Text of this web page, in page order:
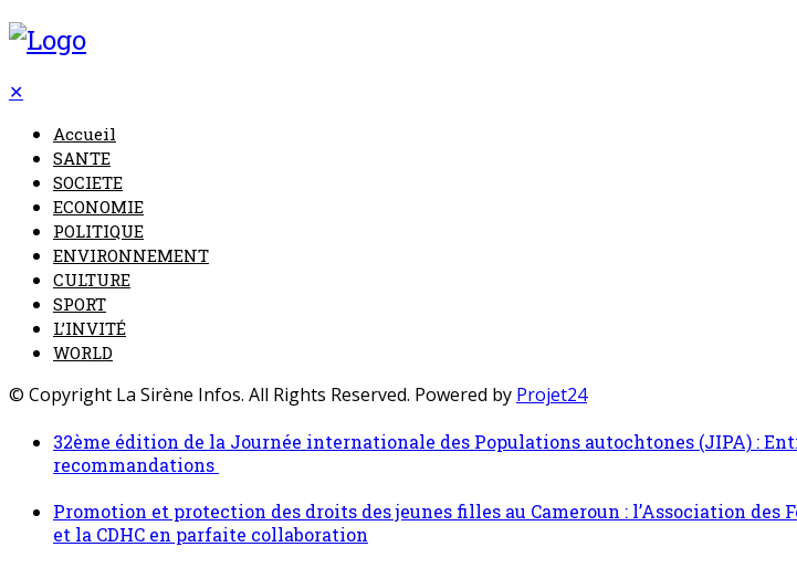
✕
Accueil
SANTE
SOCIETE
ECONOMIE
POLITIQUE
ENVIRONNEMENT
CULTURE
SPORT
L’INVITÉ
WORLD
© Copyright La Sirène Infos. All Rights Reserved. Powered by Projet24
32ème édition de la Journée internationale des Populations autochtones (JIPA) :
recommandations
Promotion et protection des droits des jeunes filles au Cameroun : l’Association des
et la CDHC en parfaite collaboration